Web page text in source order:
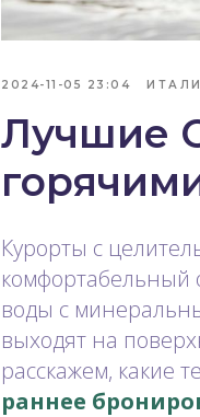
2024-11-05 23:04
Лучшие
Курорты с
комфортабельный
воды с
выходят на
расскажем, какие
раннее